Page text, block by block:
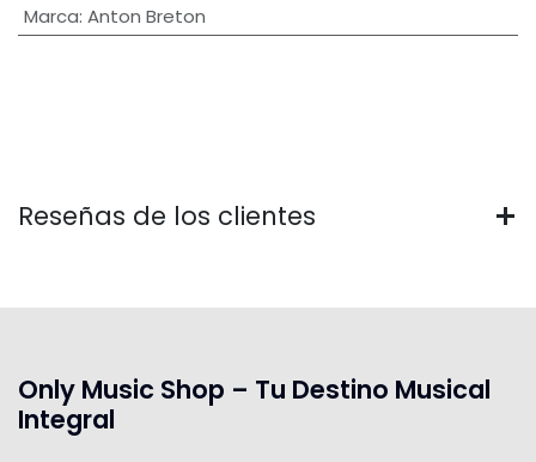
Marca: Anton Breton
Reseñas de los clientes
Only Music Shop – Tu Destino Musical
Integral